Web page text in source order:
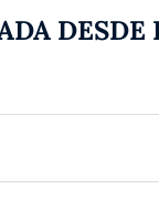
DESDE